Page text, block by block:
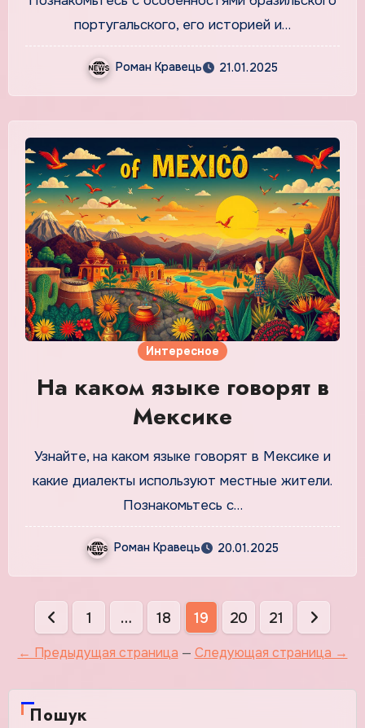
португальского, его историей и…
Роман Кравець 21.01.2025
Интересное
На каком языке говорят в
Мексике
Узнайте, на каком языке говорят в Мексике и
какие диалекты используют местные жители.
Познакомьтесь с…
Роман Кравець 20.01.2025
Пагинация
записей
1 … 18 19 20 21
← Предыдущая страница — Следующая страница →
Пошук